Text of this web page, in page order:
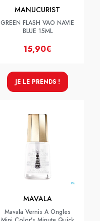
MANUCURIST
GREEN FLASH VAO NAVIE
BLUE 15ML
15,90€
JE LE PRENDS !
MAVALA
Mavala Vernis A Ongles